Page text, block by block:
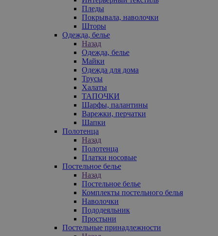
Пледы
Покрывала, наволочки
Шторы
Одежда, белье
Назад
Одежда, белье
Майки
Одежда для дома
Трусы
Халаты
ТАПОЧКИ
Шарфы, палантины
Варежки, перчатки
Шапки
Полотенца
Назад
Полотенца
Платки носовые
Постельное белье
Назад
Постельное белье
Комплекты постельного белья
Наволочки
Пододеяльник
Простыни
Постельные принадлежности